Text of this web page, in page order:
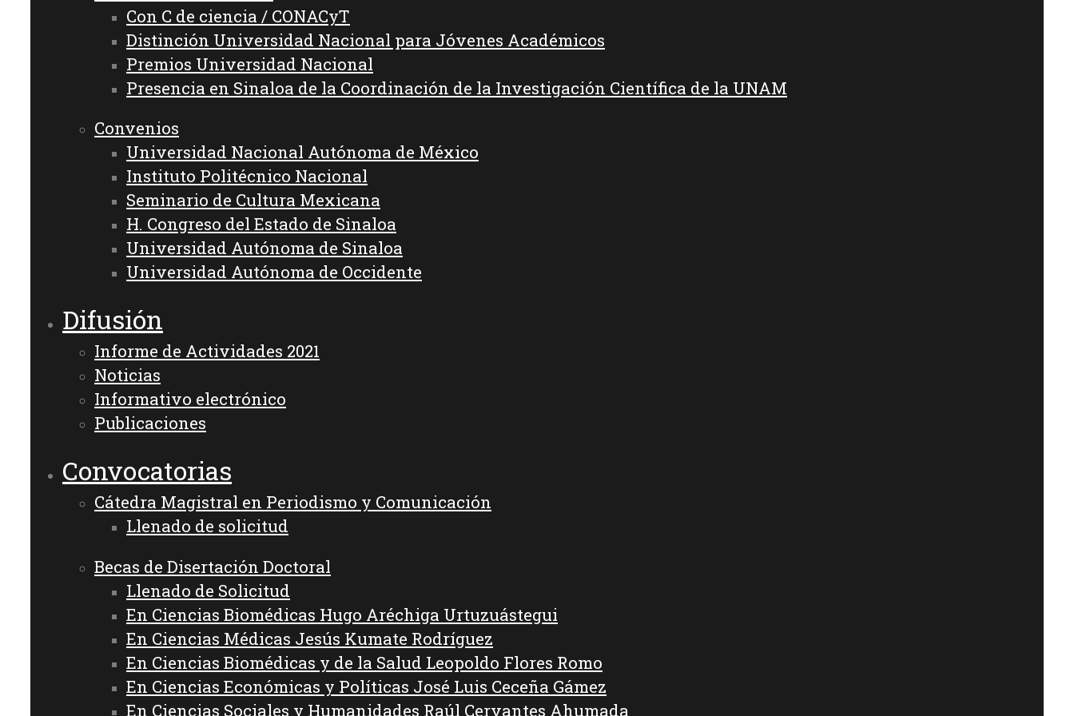
Con C de ciencia / CONACyT
Distinción Universidad Nacional para Jóvenes Académicos
Premios Universidad Nacional
Presencia en Sinaloa de la Coordinación de la Investigación Científica de la UNAM
Convenios
Universidad Nacional Autónoma de México
Instituto Politécnico Nacional
Seminario de Cultura Mexicana
H. Congreso del Estado de Sinaloa
Universidad Autónoma de Sinaloa
Universidad Autónoma de Occidente
Difusión
Informe de Actividades 2021
Noticias
Informativo electrónico
Publicaciones
Convocatorias
Cátedra Magistral en Periodismo y Comunicación
Llenado de solicitud
Becas de Disertación Doctoral
Llenado de Solicitud
En Ciencias Biomédicas Hugo Aréchiga Urtuzuástegui
En Ciencias Médicas Jesús Kumate Rodríguez
En Ciencias Biomédicas y de la Salud Leopoldo Flores Romo
En Ciencias Económicas y Políticas José Luis Ceceña Gámez
En Ciencias Sociales y Humanidades Raúl Cervantes Ahumada